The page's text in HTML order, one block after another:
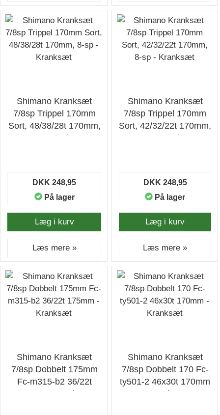
Shimano Kranksæt
7/8sp Trippel 170mm
Sort, 48/38/28t 170mm,
8-sp - Kranksæt
DKK 248,95
På lager
Læg i kurv
Læs mere »
Shimano Kranksæt
7/8sp Trippel 170mm
Sort, 42/32/22t 170mm,
8-sp - Kranksæt
DKK 248,95
På lager
Læg i kurv
Læs mere »
Shimano Kranksæt
7/8sp Dobbelt 175mm
Fc-m315-b2 36/22t
175mm - Kranksæt
Shimano Kranksæt
7/8sp Dobbelt 170 Fc-
ty501-2 46x30t 170mm
- Kranksæt